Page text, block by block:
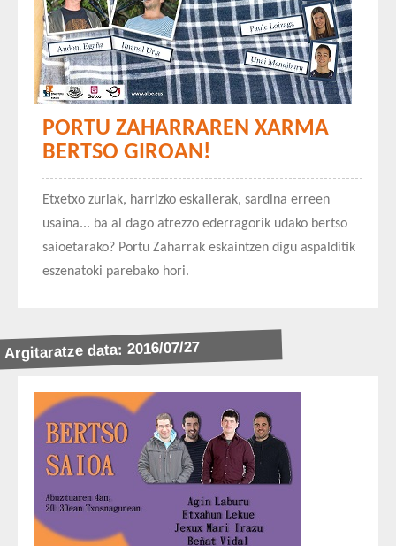
PORTU ZAHARRAREN XARMA
BERTSO GIROAN!
Etxetxo zuriak, harrizko eskailerak, sardina erreen
usaina... ba al dago atrezzo ederragorik udako bertso
saioetarako? Portu Zaharrak eskaintzen digu aspalditik
eszenatoki parebako hori.
Argitaratze data: 2016/07/27